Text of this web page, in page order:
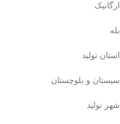
ارگانیک
بله
استان تولید
سیستان و بلوچستان
شهر تولید